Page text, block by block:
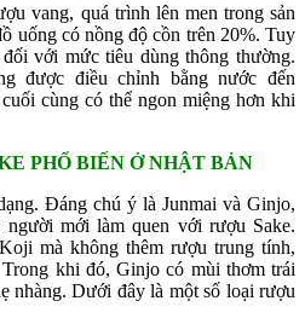
vang, quá trình lên men trong sản
uống có nồng độ cồn trên 20%. Tuy
với mức tiêu dùng thông thường.
được điều chỉnh bằng nước đến
cùng có thể ngon miệng hơn khi
PHỔ BIẾN Ở NHẬT BẢN
Đáng chú ý là Junmai và Ginjo,
mới làm quen với rượu Sake.
mà không thêm rượu trung tính,
khi đó, Ginjo có mùi thơm trái
nhàng. Dưới đây là một số loại rượu